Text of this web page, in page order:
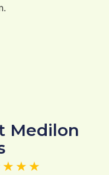
Medilon
★ ★ ★